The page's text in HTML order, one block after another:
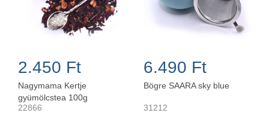
2.450 Ft
Nagymama Kertje
gyümölcstea 100g
22866
6.490 Ft
Bögre SAARA sky blue
31212